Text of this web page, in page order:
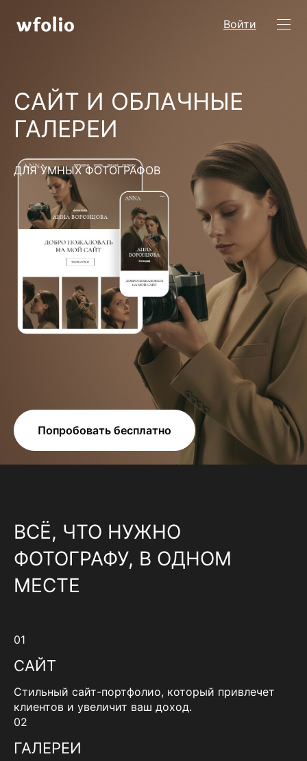
Войти
САЙТ И ОБЛАЧНЫЕ
ГАЛЕРЕИ
ДЛЯ УМНЫХ ФОТОГРАФОВ
Попробовать бесплатно
ВСЁ, ЧТО НУЖНО
ФОТОГРАФУ, В ОДНОМ
МЕСТЕ
01
САЙТ
Стильный сайт-портфолио, который привлечет
клиентов и увеличит ваш доход.
02
ГАЛЕРЕИ